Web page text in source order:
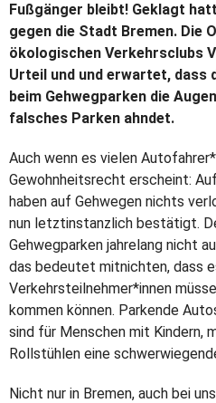
Fußgänger bleibt! Geklagt
gegen die Stadt Bremen. Die
ökologischen Verkehrsclubs
Urteil und und erwartet, dass
beim Gehwegparken die
falsches Parken ahndet.
Auch wenn es vielen
Gewohnheitsrecht erscheint:
haben auf Gehwegen nichts
nun letztinstanzlich bestätigt.
Gehwegparken jahrelang nicht
das bedeutet mitnichten, dass
Verkehrsteilnehmer*innen
kommen können. Parkende
sind für Menschen mit Kindern,
Rollstühlen eine
Nicht nur in Bremen, auch bei